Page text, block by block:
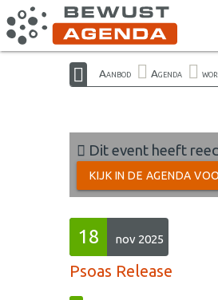
Aanbod Agenda
Dit event heeft
KIJK IN DE AGENDA
18 nov 2025
Psoas Release